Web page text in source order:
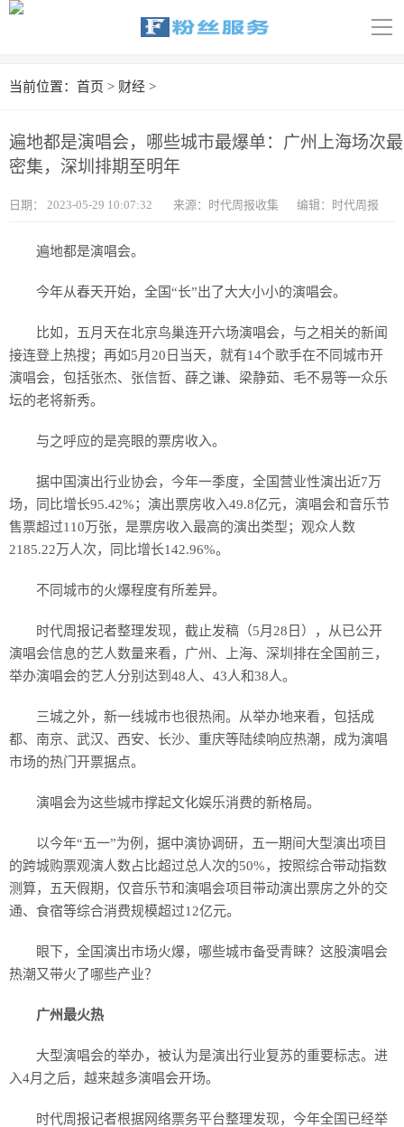
导
首页
娱乐
汽车
体育
财经
旅游
育儿
军事
国际
情感
故事 美文
当前位置： 首页 > 财经 >
遍地都是演唱会，哪些城市最爆单：广州上海场次最
密集，深圳排期至明年
日期： 2023-05-29 10:07:32 来源：时代周报收集 编辑：时代周报
遍地都是演唱会。
今年从春天开始，全国“长”出了大大小小的演唱会。
比如，五月天在北京鸟巢连开六场演唱会，与之相关的新闻
接连登上热搜；再如5月20日当天，就有14个歌手在不同城市开
演唱会，包括张杰、张信哲、薛之谦、梁静茹、毛不易等一众乐
坛的老将新秀。
与之呼应的是亮眼的票房收入。
据中国演出行业协会，今年一季度，全国营业性演出近7万
场，同比增长95.42%；演出票房收入49.8亿元，演唱会和音乐节
售票超过110万张，是票房收入最高的演出类型；观众人数
2185.22万人次，同比增长142.96%。
不同城市的火爆程度有所差异。
时代周报记者整理发现，截止发稿（5月28日），从已公开
演唱会信息的艺人数量来看，广州、上海、深圳排在全国前三，
举办演唱会的艺人分别达到48人、43人和38人。
三城之外，新一线城市也很热闹。从举办地来看，包括成
都、南京、武汉、西安、长沙、重庆等陆续响应热潮，成为演唱
市场的热门开票据点。
演唱会为这些城市撑起文化娱乐消费的新格局。
以今年“五一”为例，据中演协调研，五一期间大型演出项目
的跨城购票观演人数占比超过总人次的50%，按照综合带动指数
测算，五天假期，仅音乐节和演唱会项目带动演出票房之外的交
通、食宿等综合消费规模超过12亿元。
眼下，全国演出市场火爆，哪些城市备受青睐？这股演唱会
热潮又带火了哪些产业？
广州最火热
大型演唱会的举办，被认为是演出行业复苏的重要标志。进
入4月之后，越来越多演唱会开场。
时代周报记者根据网络票务平台整理发现，今年全国已经举